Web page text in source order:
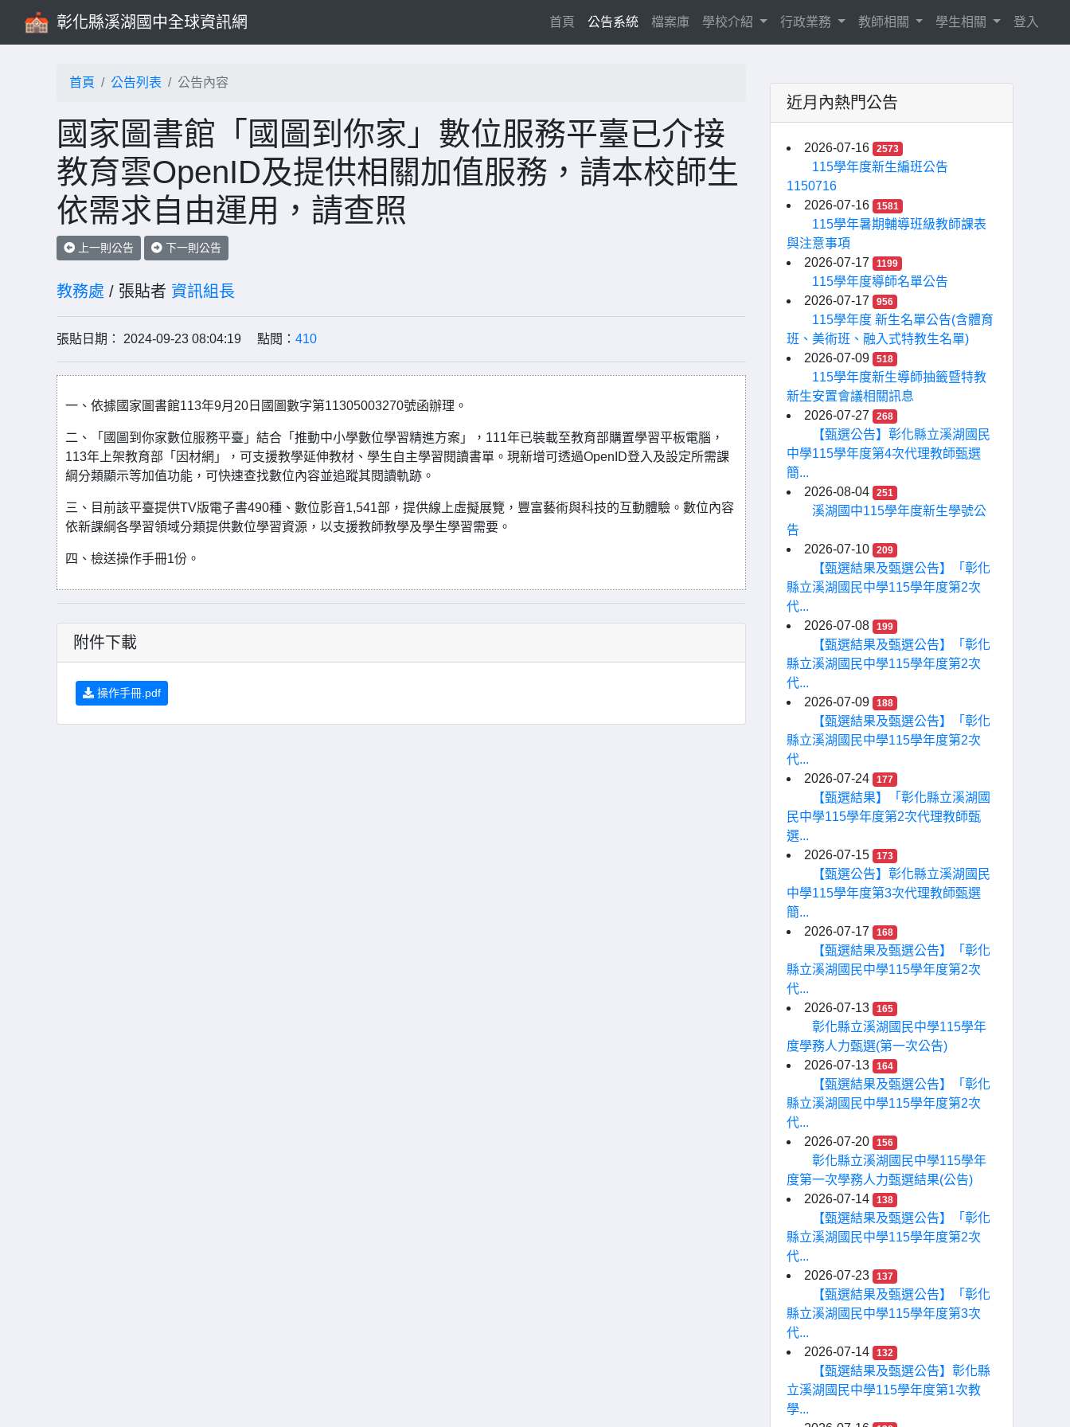
彰化縣溪湖國中全球資訊網 首頁 (current)
公告系統 檔案庫 學校介紹 行政業務 教師相關 學生相關 登入
首頁 公告列表 公告內容
國家圖書館「國圖到你家」數位服務平臺已介接
教育雲OpenID及提供相關加值服務，請本校師生
依需求自由運用，請查照
上一則公告 下一則公告
教務處 / 張貼者 資訊組長
張貼日期： 2024-09-23 08:04:19 點閱： 410
一、依據國家圖書館113年9月20日國圖數字第11305003270號函辦理。
二、「國圖到你家數位服務平臺」結合「推動中小學數位學習精進方案」，111年已裝載至教育部購置學習平板電腦，
113年上架教育部「因材網」，可支援教學延伸教材、學生自主學習閱讀書單。現新增可透過OpenID登入及設定所需課
綱分類顯示等加值功能，可快速查找數位內容並追蹤其閱讀軌跡。
三、目前該平臺提供TV版電子書490種、數位影音1,541部，提供線上虛擬展覽，豐富藝術與科技的互動體驗。數位內容
依新課綱各學習領域分類提供數位學習資源，以支援教師教學及學生學習需要。
四、檢送操作手冊1份。
附件下載
操作手冊.pdf
近月內熱門公告
2026-07-16 2573
115學年度新生編班公告
1150716
2026-07-16
1581
115學年暑期輔導班級教師課表
與注意事項
2026-07-17
1199
115學年度導師名單公告
2026-07-17
956
115學年度 新生名單公告(含體育
班、美術班、融入式特教生名單)
2026-07-09
518
115學年度新生導師抽籤暨特教
新生安置會議相關訊息
2026-07-27
268
【甄選公告】彰化縣立溪湖國民
中學115學年度第4次代理教師甄選
簡...
2026-08-04
251
溪湖國中115學年度新生學號公
告
2026-07-10
209
【甄選結果及甄選公告】「彰化
縣立溪湖國民中學115學年度第2次
代...
2026-07-08
199
【甄選結果及甄選公告】「彰化
縣立溪湖國民中學115學年度第2次
代...
2026-07-09
188
【甄選結果及甄選公告】「彰化
縣立溪湖國民中學115學年度第2次
代...
2026-07-24
177
【甄選結果】「彰化縣立溪湖國
民中學115學年度第2次代理教師甄
選...
2026-07-15
173
【甄選公告】彰化縣立溪湖國民
中學115學年度第3次代理教師甄選
簡...
2026-07-17
168
【甄選結果及甄選公告】「彰化
縣立溪湖國民中學115學年度第2次
代...
2026-07-13
165
彰化縣立溪湖國民中學115學年
度學務人力甄選(第一次公告)
2026-07-13
164
【甄選結果及甄選公告】「彰化
縣立溪湖國民中學115學年度第2次
代...
2026-07-20
156
彰化縣立溪湖國民中學115學年
度第一次學務人力甄選結果(公告)
2026-07-14
138
【甄選結果及甄選公告】「彰化
縣立溪湖國民中學115學年度第2次
代...
2026-07-23
137
【甄選結果及甄選公告】「彰化
縣立溪湖國民中學115學年度第3次
代...
2026-07-14
132
【甄選結果及甄選公告】彰化縣
立溪湖國民中學115學年度第1次教
學...